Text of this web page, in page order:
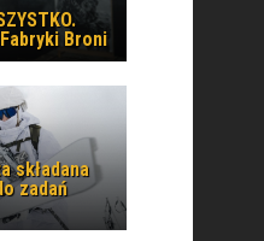
Broni
składana
zadań